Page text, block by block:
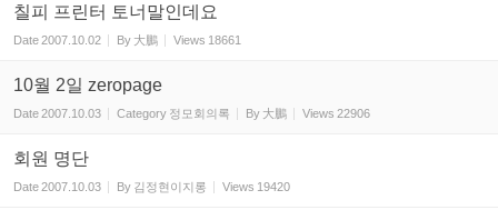
칠피 프린터 토너말인데요
Date2007.10.02 By 大鵬 Views 18661
10월 2일 zeropage
Date2007.10.03 Category 정모회의록 By 大鵬 Views 22906
회원 명단
Date2007.10.03 By 김정현이지롱 Views 19420